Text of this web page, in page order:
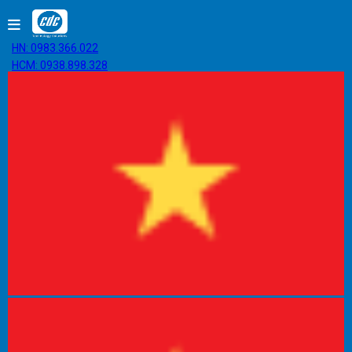
HN: 0983.366.022
HCM: 0938.898.328